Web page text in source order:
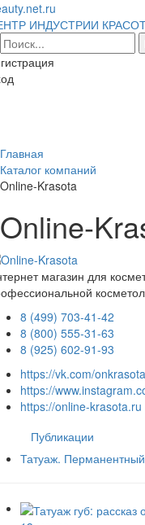
ИНДУСТРИИ
Главная
Каталог компаний
Online-Krasota
Online-
магазин для
8 (499) 703-41-42
8 (800) 555-31-63
8 (925) 602-91-93
https://vk.com/onkrasota
https://
https://online-krasota.ru
Публикации
Татуаж.